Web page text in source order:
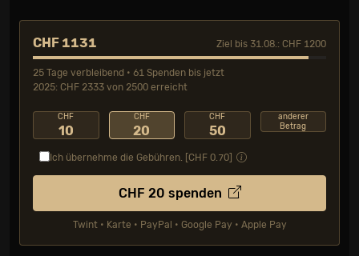
CHF 1131 Ziel bis 31.08.: CHF 1200
25 Tage verbleibend • 61 Spenden bis jetzt
2025: CHF 2333 von 2500 erreicht
CHF
10
CHF
20
CHF
50
anderer
Betrag
Ich übernehme die Gebühren. [CHF 0.70]
CHF 20 spenden
Twint • Karte • PayPal • Google Pay • Apple Pay